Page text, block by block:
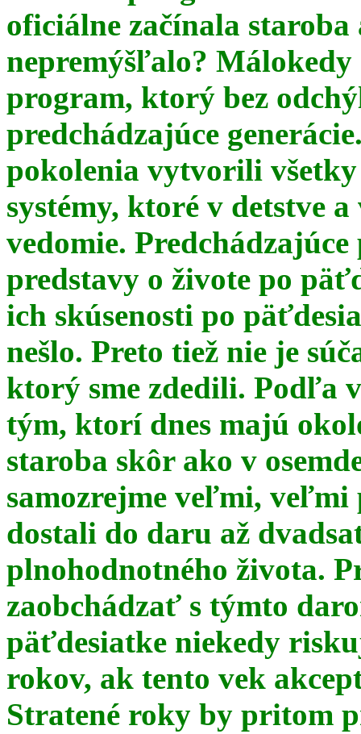
oficiálne začínala
nepremýšľalo? Málokedy
program, ktorý bez
predchádzajúce
pokolenia vytvorili
systémy, ktoré v detstve
vedomie.
predstavy o živote po
ich skúsenosti po
nešlo. Preto tiež nie je
ktorý sme zdedili. Podľa
tým, ktorí dnes majú
staroba skôr ako v
samozrejme veľmi, veľmi
dostali do daru až
plnohodnotného života.
zaobchádzať s týmto
päťdesiatke niekedy
rokov, ak tento vek
Stratené roky by pritom